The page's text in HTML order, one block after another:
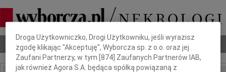
Nekrologi Odeszli Poradnik pogrzebowy
Dbamy o Twoją prywatność
Droga Użytkowniczko, Drogi Użytkowniku, jeśli wyrazisz
zgodę klikając "Akceptuję", Wyborcza sp. z o.o. oraz jej
Zaufani Partnerzy, w tym [874 ] Zaufanych Partnerów IAB,
jak również Agora S.A. będąca spółką powiązaną z